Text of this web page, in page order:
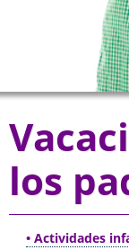
los
• Actividades